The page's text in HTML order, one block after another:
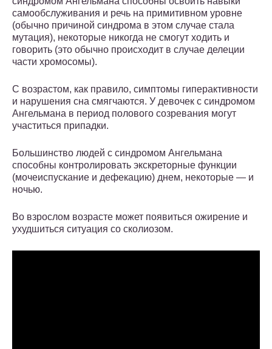
самообслуживания и речь на примитивном уровне
(обычно причиной синдрома в этом случае стала
мутация), некоторые никогда не смогут ходить и
говорить (это обычно происходит в случае делеции
части хромосомы).
С возрастом, как правило, симптомы гиперактивности
и нарушения сна смягчаются. У девочек с синдромом
Ангельмана в период полового созревания могут
участиться припадки.
Большинство людей с синдромом Ангельмана
способны контролировать экскреторные функции
(мочеиспускание и дефекацию) днем, некоторые — и
ночью.
Во взрослом возрасте может появиться ожирение и
ухудшиться ситуация со сколиозом.